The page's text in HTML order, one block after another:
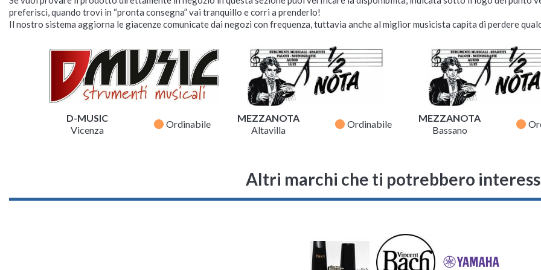
preferisci, quando trovi in “pronta consegna” vai tranquillo e corri a prenderlo!
Il nostro sistema aggiorna le giacenze comunicate dai negozi con frequenza, tuttavia anche al miglior musicista capita di perdere
D-MUSIC
Vicenza
fiber_manual_record Ordinabile
MEZZANOTA
Altavilla
fiber_manual_record Ordinabile
MEZZANOTA
Bassano
fiber_manual_record
Altri marchi che ti potrebbero